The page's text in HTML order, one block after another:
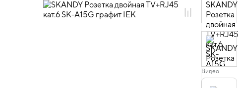
изделия скрытого монтажа SKANDY
06.01.02.05 ЭУИ SKANDY графит
Видео